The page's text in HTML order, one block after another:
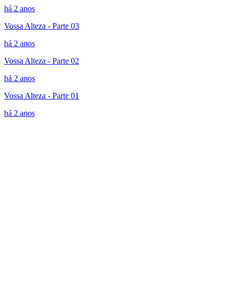
há 2 anos
Vossa Alteza - Parte 03
há 2 anos
Vossa Alteza - Parte 02
há 2 anos
Vossa Alteza - Parte 01
há 2 anos